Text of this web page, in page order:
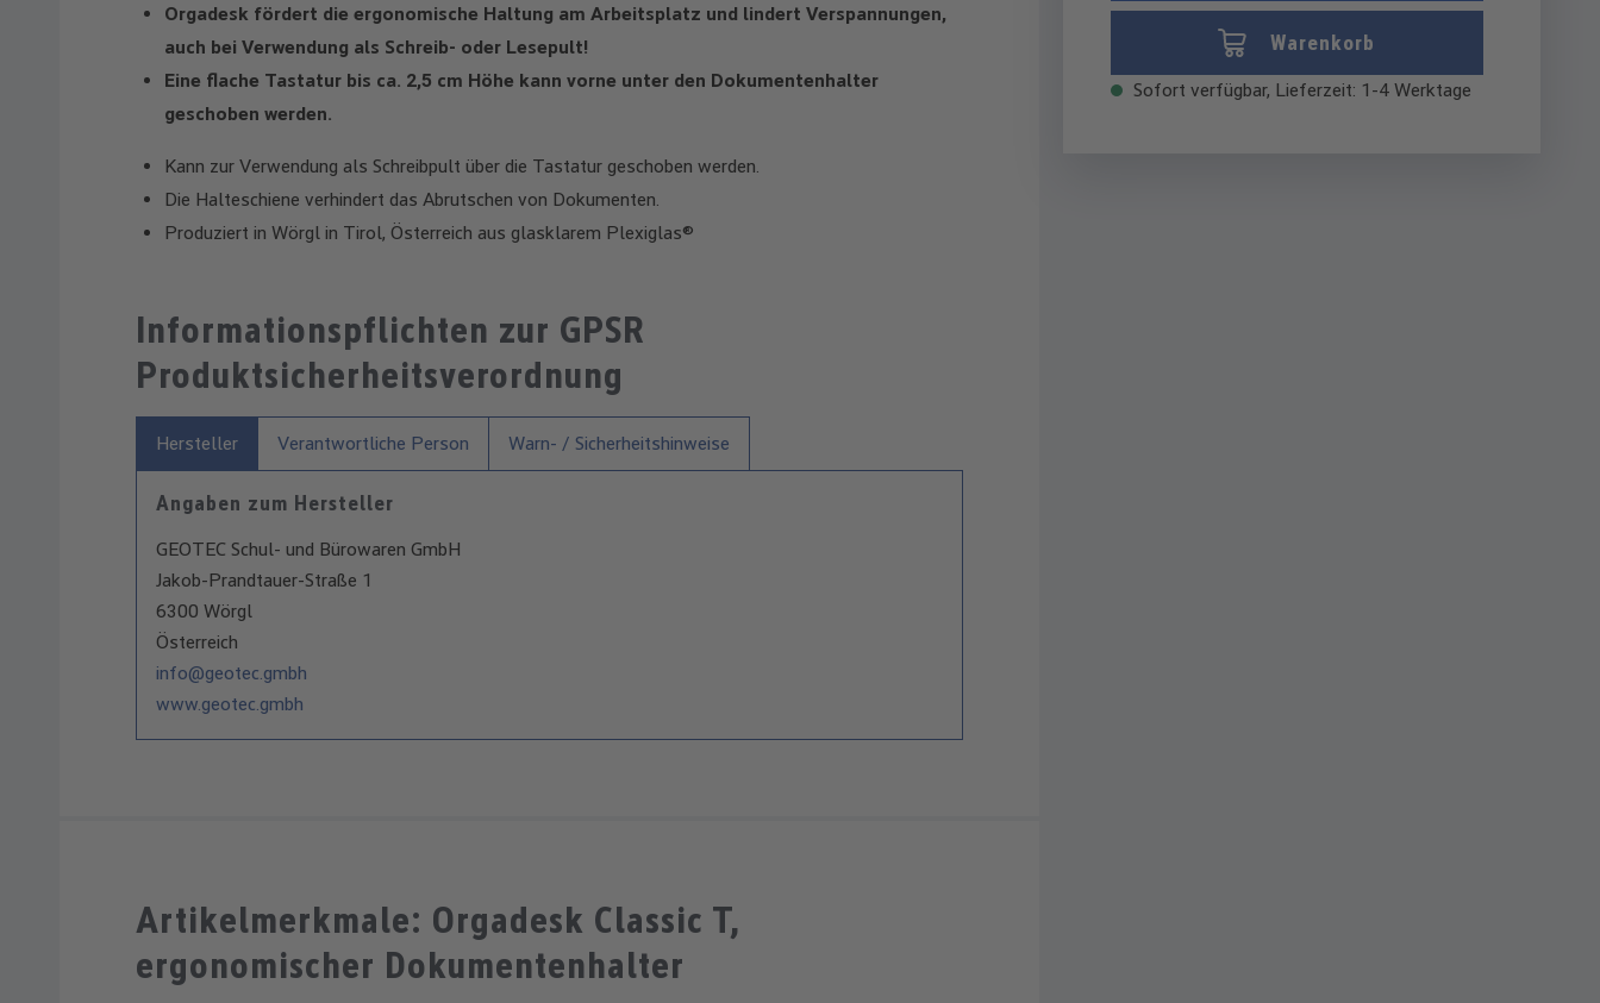
Orgadesk fördert die ergonomische Haltung am Arbeitsplatz und lindert Verspannungen,
auch bei Verwendung als Schreib- oder Lesepult!
Eine flache Tastatur bis ca. 2,5 cm Höhe kann vorne unter den Dokumentenhalter
geschoben werden.
Kann zur Verwendung als Schreibpult über die Tastatur geschoben werden.
Die Halteschiene verhindert das Abrutschen von Dokumenten.
Produziert in Wörgl in Tirol, Österreich aus glasklarem Plexiglas®
Informationspflichten zur GPSR
Produktsicherheitsverordnung
Hersteller Verantwortliche Person Warn- / Sicherheitshinweise
Angaben zum Hersteller
GEOTEC Schul- und Bürowaren GmbH
Jakob-Prandtauer-Straße 1
6300 Wörgl
Österreich
info@geotec.gmbh
www.geotec.gmbh
Artikelmerkmale: Orgadesk Classic T,
ergonomischer Dokumentenhalter
Warenkorb
Sofort verfügbar, Lieferzeit: 1-4 Werktage